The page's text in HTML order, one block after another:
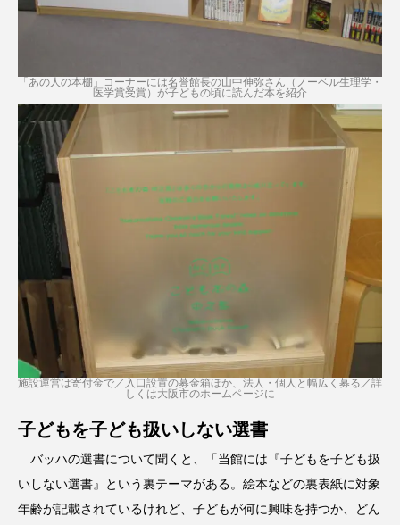
「あの人の本棚」コーナーには名誉館長の山中伸弥さん（ノーベル生理学・
医学賞受賞）が子どもの頃に読んだ本を紹介
施設運営は寄付金で／入口設置の募金箱ほか、法人・個人と幅広く募る／詳
しくは大阪市のホームページに
子どもを子ども扱いしない選書
バッハの選書について聞くと、「当館には『子どもを子ども扱
いしない選書』という裏テーマがある。絵本などの裏表紙に対象
年齢が記載されているけれど、子どもが何に興味を持つか、どん